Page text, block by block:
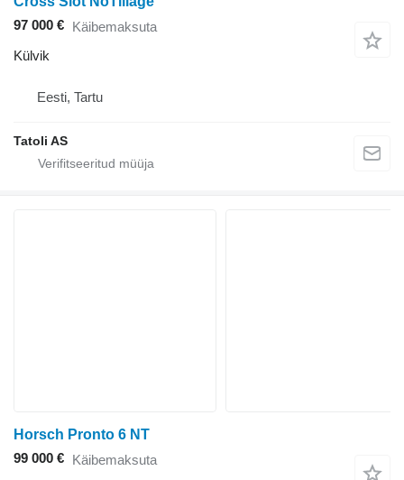
97 000 € Käibemaksuta
Külvik
Eesti, Tartu
Tatoli AS
Horsch Pronto 6 NT
99 000 € Käibemaksuta